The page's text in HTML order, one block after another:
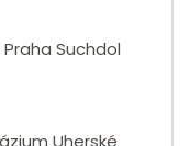
Suchdol
Uherské